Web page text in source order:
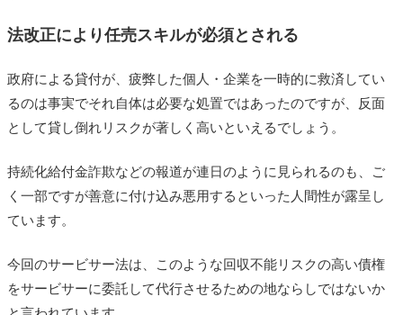
法改正により任売スキルが必須とされる
政府による貸付が、疲弊した個人・企業を一時的に救済してい
るのは事実でそれ自体は必要な処置ではあったのですが、反面
として貸し倒れリスクが著しく高いといえるでしょう。
持続化給付金詐欺などの報道が連日のように見られるのも、ご
く一部ですが善意に付け込み悪用するといった人間性が露呈し
ています。
今回のサービサー法は、このような回収不能リスクの高い債権
をサービサーに委託して代行させるための地ならしではないか